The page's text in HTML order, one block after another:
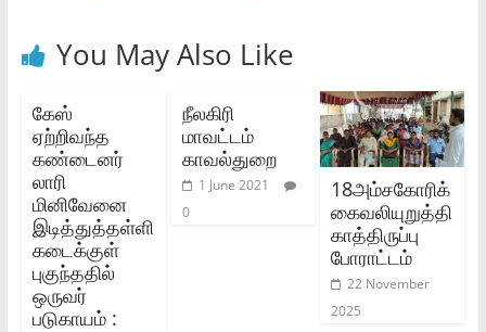
You May Also Like
கேஸ்
ஏற்றிவந்த
கண்டைனர்
லாரி
மினிவேனை
இடித்துத்தள்ளி
கடைக்குள்
புகுந்ததில்
ஒருவர்
படுகாயம் :
நீலகிரி
மாவட்டம்
காவல்துறை
1 June 2021
0
18அம்சகோரிக்
கைவலியுறுத்தி
காத்திருப்பு
போராட்டம்
22 November
2025